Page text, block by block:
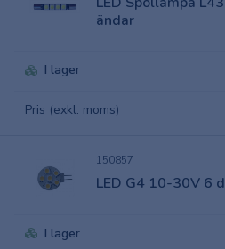
ändar
I lager
Pris (exkl. moms)
150857
LED G4 10-30V 6
I lager